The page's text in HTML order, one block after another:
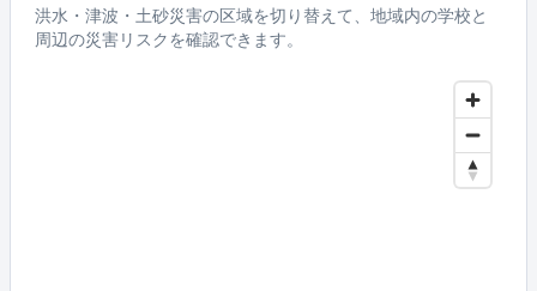
洪水・津波・土砂災害の区域を切り替えて、地域内の学校と
周辺の災害リスクを確認できます。